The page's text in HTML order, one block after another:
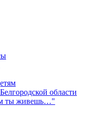
области
ты живешь…"